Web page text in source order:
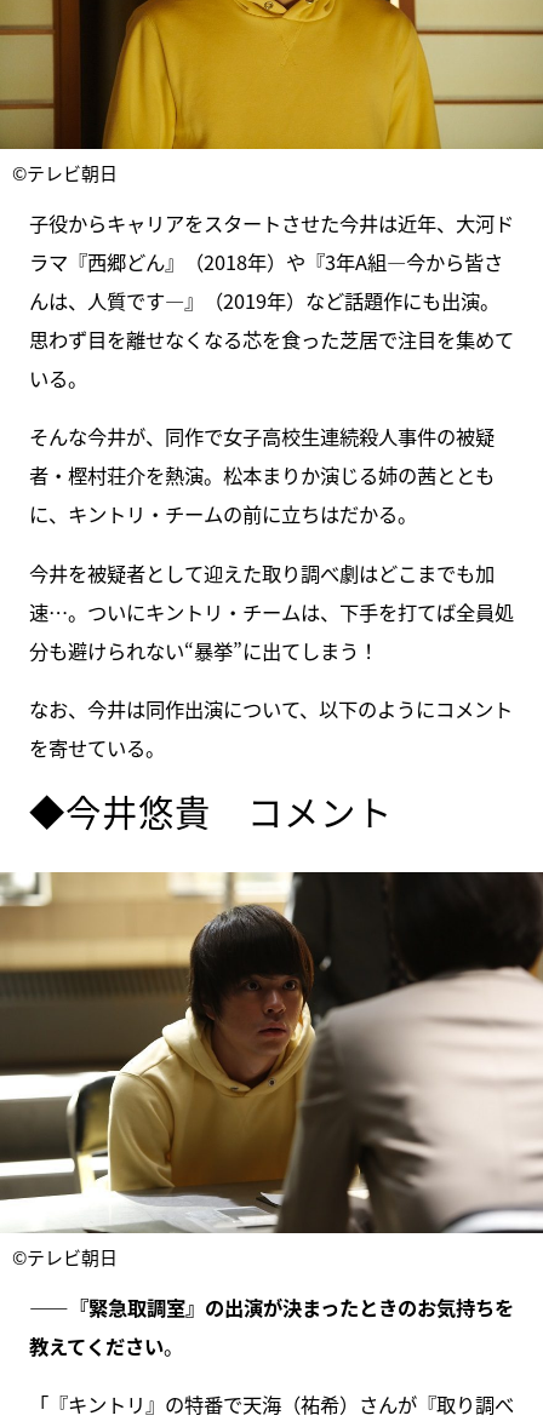
©テレビ朝日
子役からキャリアをスタートさせた今井は近年、大河ド
ラマ『西郷どん』（2018年）や『3年A組―今から皆さ
んは、人質です―』（2019年）など話題作にも出演。
思わず目を離せなくなる芯を食った芝居で注目を集めて
いる。
そんな今井が、同作で女子高校生連続殺人事件の被疑
者・樫村荘介を熱演。松本まりか演じる姉の茜ととも
に、キントリ・チームの前に立ちはだかる。
今井を被疑者として迎えた取り調べ劇はどこまでも加
速…。ついにキントリ・チームは、下手を打てば全員処
分も避けられない“暴挙”に出てしまう！
なお、今井は同作出演について、以下のようにコメント
を寄せている。
◆今井悠貴 コメント
©テレビ朝日
――『緊急取調室』の出演が決まったときのお気持ちを
教えてください。
「『キントリ』の特番で天海（祐希）さんが『取り調べ